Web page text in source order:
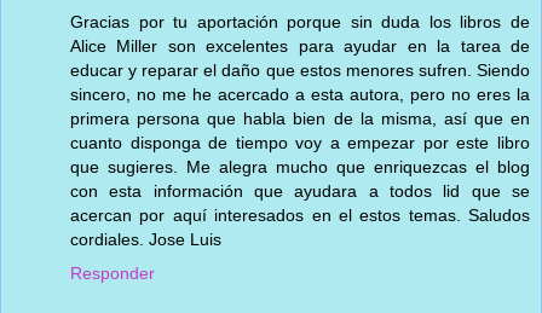
Gracias por tu aportación porque sin duda los libros de
Alice Miller son excelentes para ayudar en la tarea de
educar y reparar el daño que estos menores sufren. Siendo
sincero, no me he acercado a esta autora, pero no eres la
primera persona que habla bien de la misma, así que en
cuanto disponga de tiempo voy a empezar por este libro
que sugieres. Me alegra mucho que enriquezcas el blog
con esta información que ayudara a todos lid que se
acercan por aquí interesados en el estos temas. Saludos
cordiales. Jose Luis
Responder